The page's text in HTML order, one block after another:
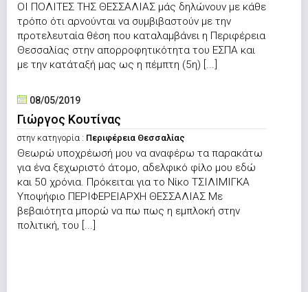
ΟΙ ΠΟΛΙΤΕΣ ΤΗΣ ΘΕΣΣΑΛΙΑΣ μάς δηλώνουν με κάθε
τρόπο ότι αρνούνται να συμβιβαστούν με την
προτελευταία θέση που καταλαμβάνει η Περιφέρεια
Θεσσαλίας στην απορροφητικότητα του ΕΣΠΑ και
με την κατάταξή μας ως η πέμπτη (5η) [...]
08/05/2019
Γιώργος Κουτίνας
στην κατηγορία : Περιφέρεια Θεσσαλίας
Θεωρώ υποχρέωσή μου να αναφέρω τα παρακάτω
για ένα ξεχωριστό άτομο, αδελφικό φίλο μου εδώ
και 50 χρόνια. Πρόκειται για το Νίκο ΤΣΙΛΙΜΙΓΚΑ
Υποψήφιο ΠΕΡΙΦΕΡΕΙΑΡΧΗ ΘΕΣΣΑΛΙΑΣ Με
βεβαιότητα μπορώ να πω πως η εμπλοκή στην
πολιτική, του [...]